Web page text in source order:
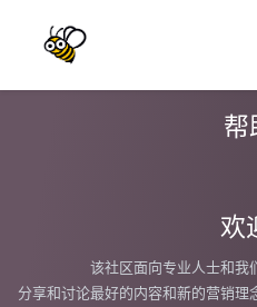
帮
欢
该社区面向专业人士和我
分享和讨论最好的内容和新的营销